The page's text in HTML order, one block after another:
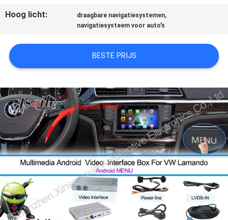
PRIVACY
POLICY
Hoog licht: draagbare navigatiesystemen,
navigatiesysteem voor auto's
BESTE PRIJS